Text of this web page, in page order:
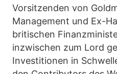
Vorsitzenden von
Management und Ex-
britischen
inzwischen zum Lord
Investitionen in